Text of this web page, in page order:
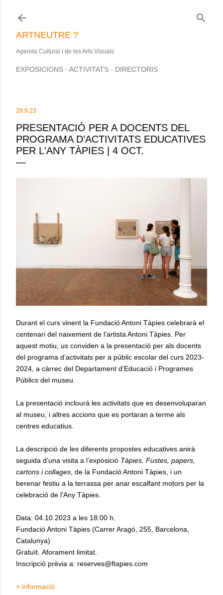
ARTNEUTRE ?
Agenda Cultural i de les Arts Visuals
EXPOSICIONS ACTIVITATS DIRECTORIS
28.9.23
PRESENTACIÓ PER A DOCENTS DEL
PROGRAMA D’ACTIVITATS EDUCATIVES
PER L'ANY TÀPIES | 4 OCT.
Durant el curs vinent la Fundació Antoni Tàpies celebrarà el
centenari del naixement de l’artista Antoni Tàpies. Per
aquest motiu, us conviden a la presentació per als docents
del programa d’activitats per a públic escolar del curs 2023-
2024, a càrrec del Departament d’Educació i Programes
Públics del museu.
La presentació inclourà les activitats que es desenvoluparan
al museu, i altres accions que es portaran a terme als
centres educatius.
La descripció de les diferents propostes educatives anirà
seguida d’una visita a l’exposició Tàpies. Fustes, papers,
cartons i collages , de la Fundació Antoni Tàpies, i un
berenar festiu a la terrassa per anar escalfant motors per la
celebració de l'Any Tàpies.
Data: 04.10.2023 a les 18:00 h.
Fundació Antoni Tàpies (Carrer Aragó, 255, Barcelona,
Catalunya)
Gratuït. Aforament limitat.
Inscripció prèvia a: reserves@ftapies.com
+ informació